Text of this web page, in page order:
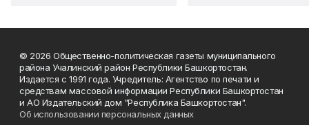
© 2026 Общественно-политическая газеты муниципального
района Учалинский район Республики Башкортостан.
Издается с 1991 года. Учредитель: Агентство по печати и
средствам массовой информации Республики Башкортостан
и АО Издательский дом "Республика Башкортостан".
Об использовании персональных данных